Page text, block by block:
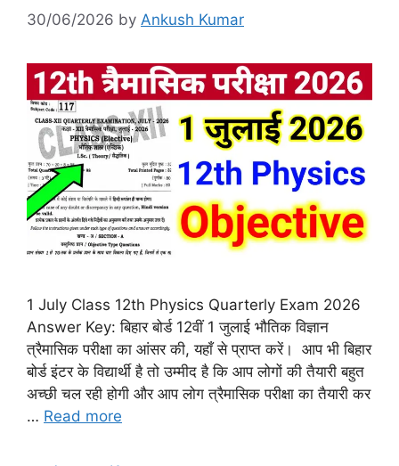
30/06/2026 by Ankush Kumar
1 July Class 12th Physics Quarterly Exam 2026
Answer Key: बिहार बोर्ड 12वीं 1 जुलाई भौतिक विज्ञान
त्रैमासिक परीक्षा का आंसर की, यहाँ से प्राप्त करें। आप भी बिहार
बोर्ड इंटर के विद्यार्थी है तो उम्मीद है कि आप लोगों की तैयारी बहुत
अच्छी चल रही होगी और आप लोग त्रैमासिक परीक्षा का तैयारी कर
… Read more